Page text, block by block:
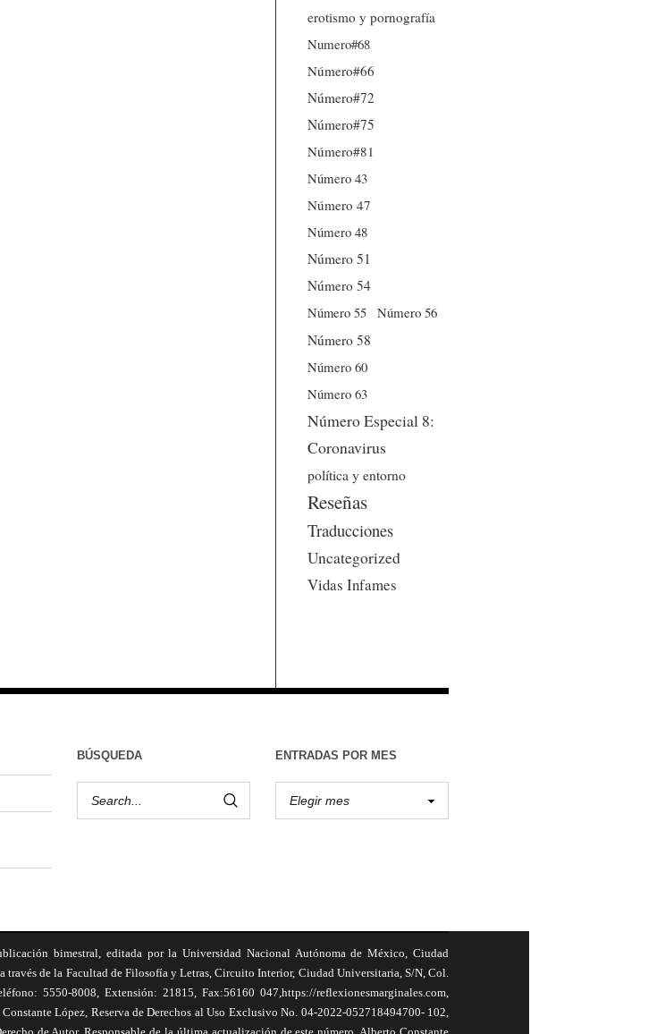
erotismo y pornografía
Numero#68
Número#66
Número#72
Número#75
Número#81
Número 43
Número 47
Número 48
Número 51
Número 54
Número 55
Número 56
Número 58
Número 60
Número 63
Número Especial 8:
Coronavirus
política y entorno
Reseñas
Traducciones
Uncategorized
Vidas Infames
BÚSQUEDA ENTRADAS POR MES
bimestral, editada por la Universidad Nacional Autónoma de México, Ciudad
de la Facultad de Filosofía y Letras, Circuito Interior, Ciudad Universitaria, S/N, Col.
5550-8008, Extensión: 21815, Fax:56160 047,https://reflexionesmarginales.com,
López, Reserva de Derechos al Uso Exclusivo No. 04-2022-052718494700- 102,